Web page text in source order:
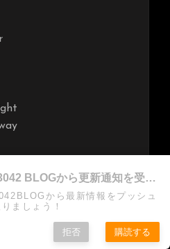
Devil
SATSUMA3042 BLOGから更新通知を受け取る
から最新情報をプッシュ
ましょう！
拒否 購読する